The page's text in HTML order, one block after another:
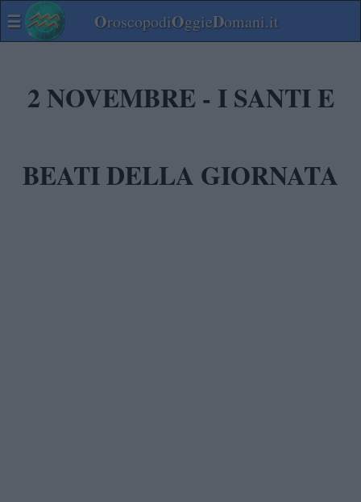
☰ OroscopodiOggieDomani.it
2 NOVEMBRE - I SANTI E
BEATI DELLA GIORNATA